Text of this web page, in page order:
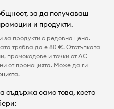
за да получаваш
и продукти.
за продукти с редовна цена.
трябва да е 80 €. Отстъпката
промокодове и точки от AC
от промоцията. Може да ги
.
съдържа само това, което